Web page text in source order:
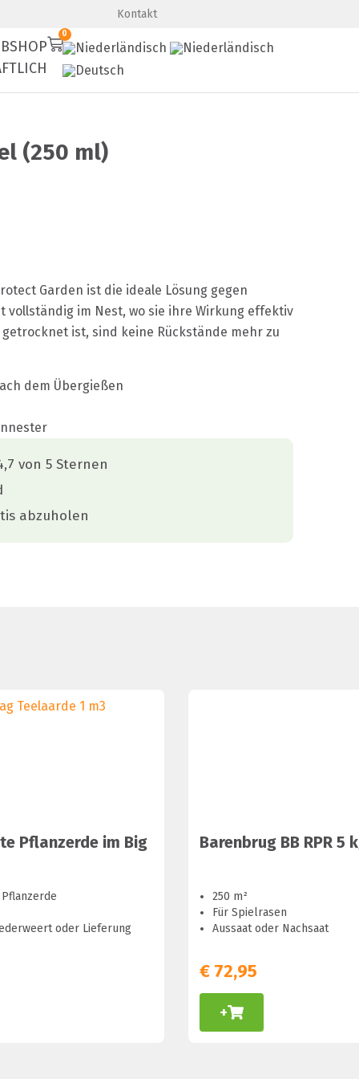
Kontakt
0
(250 ml)
Garden ist die ideale Lösung gegen
vollständig im Nest, wo sie ihre Wirkung effektiv
ist, sind keine Rückstände mehr zu
dem Übergießen
von 5 Sternen
abzuholen
Pflanzerde im Big
oder Lieferung
Barenbrug BB RPR 5
250 m²
Für Spielrasen
Aussaat oder Nachsaat
€ 72,95
+